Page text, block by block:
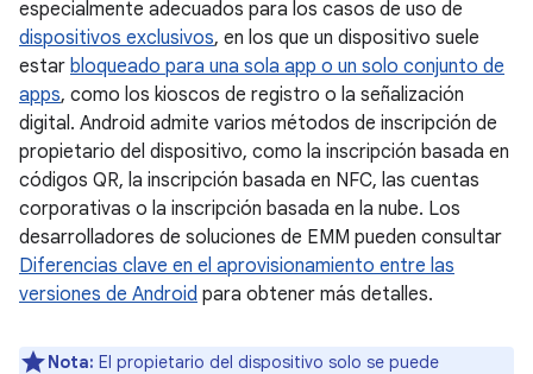
especialmente adecuados para los casos de uso de
dispositivos exclusivos, en los que un dispositivo suele
estar bloqueado para una sola app o un solo conjunto de
apps, como los kioscos de registro o la señalización
digital. Android admite varios métodos de inscripción de
propietario del dispositivo, como la inscripción basada en
códigos QR, la inscripción basada en NFC, las cuentas
corporativas o la inscripción basada en la nube. Los
desarrolladores de soluciones de EMM pueden consultar
Diferencias clave en el aprovisionamiento entre las
versiones de Android para obtener más detalles.
Nota: El propietario del dispositivo solo se puede